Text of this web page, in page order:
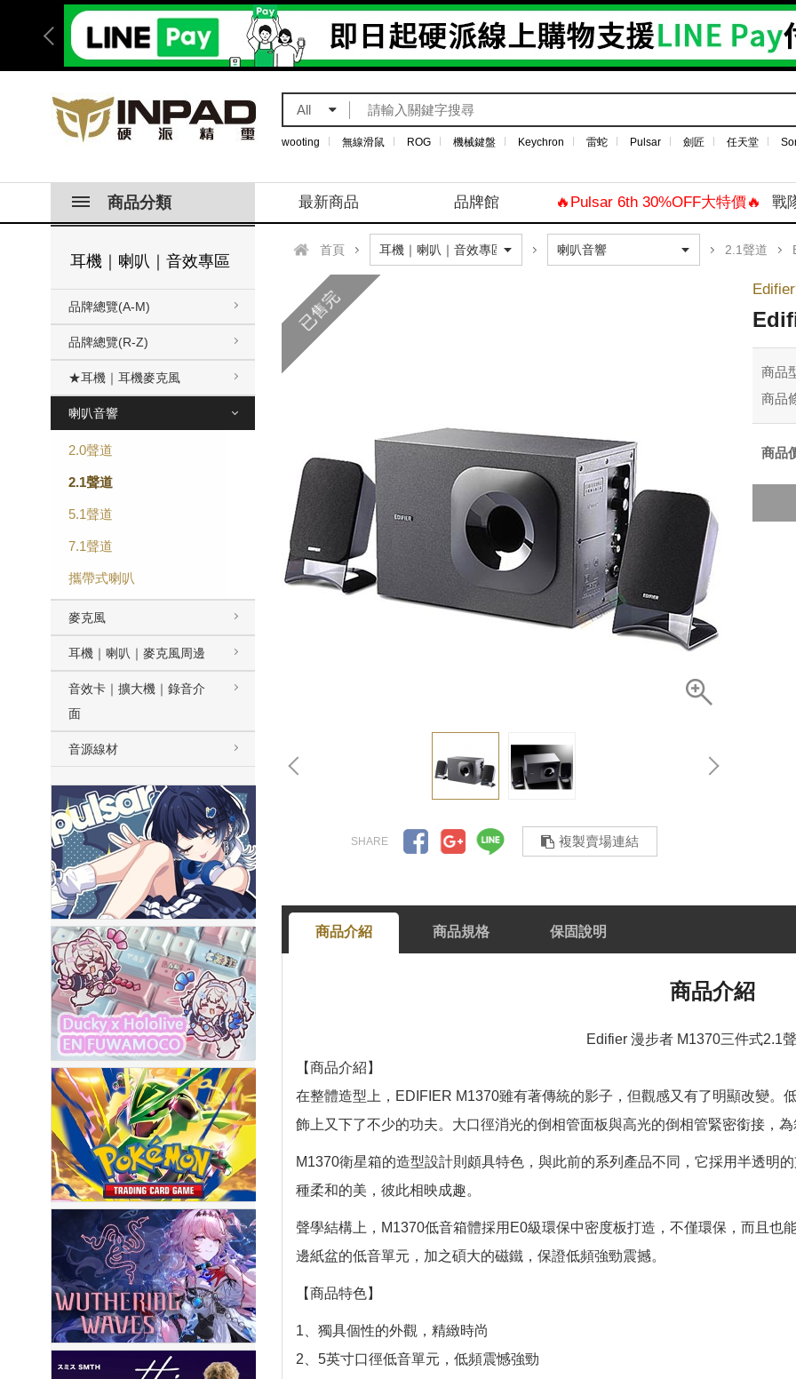
All
wooting 無線滑鼠 ROG 機械鍵盤 Keychron 雷蛇 Pulsar 劍匠 任天堂
商品分類 最新商品 品牌館 🔥Pulsar 6th 30%OFF大特價🔥 戰
耳機｜喇叭｜音效專區
品牌總覽(A-M)
品牌總覽(R-Z)
★耳機｜耳機麥克風
喇叭音響
2.0聲道
2.1聲道
5.1聲道
7.1聲道
攜帶式喇叭
麥克風
耳機｜喇叭｜麥克風周邊
音效卡｜擴大機｜錄音介
面
音源線材
首頁 2.1聲道
已售完
複製賣場連結
商品
商品
商品
商品介紹 商品規格 保固說明
商品介紹
Edifier 漫步者 M1370三件式2.1
【商品介紹】
在整體造型上，EDIFIER M1370雖有著傳統的影子，但觀感又有了明顯改變。
飾上又下了不少的功夫。大口徑消光的倒相管面板與高光的倒相管緊密銜接，
M1370衛星箱的造型設計則頗具特色，與此前的系列產品不同，它採用半透明
種柔和的美，彼此相映成趣。
聲學結構上，M1370低音箱體採用E0級環保中密度板打造，不僅環保，而且也
邊紙盆的低音單元，加之碩大的磁鐵，保證低頻強勁震撼。
【商品特色】
1、獨具個性的外觀，精緻時尚
2、5英寸口徑低音單元，低頻震憾強勁